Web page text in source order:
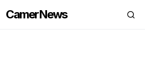
CamerNews